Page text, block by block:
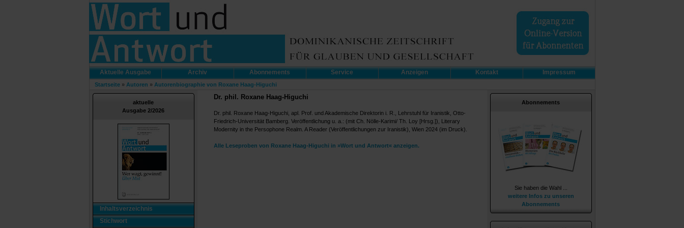
Aktuelle Ausgabe Archiv Abonnements Service Anzeigen Kontakt Impressum
Startseite» Autoren » Autorenbiographie von Roxane Haag-Higuchi
aktuelle
Ausgabe 2/2026
Inhaltsverzeichnis
Stichwort
Dr. phil. Roxane Haag-Higuchi
Dr. phil. Roxane Haag-Higuchi, apl. Prof. und Akademische Direktorin i. R., Lehrstuhl für Iranistik, Otto-
Friedrich-Universität Bamberg. Veröffentlichung u. a.: (mit Ch. Nölle-Karimi/ Th. Loy [Hrsg.]), Literary
Modernity in the Persophone Realm. A Reader (Veröffentlichungen zur Iranistik), Wien 2024 (im Druck).
Alle Leseproben von Roxane Haag-Higuchi in »Wort und Antwort« anzeigen.
Abonnements
Sie haben die Wahl ...
weitere Infos zu unseren
Abonnements